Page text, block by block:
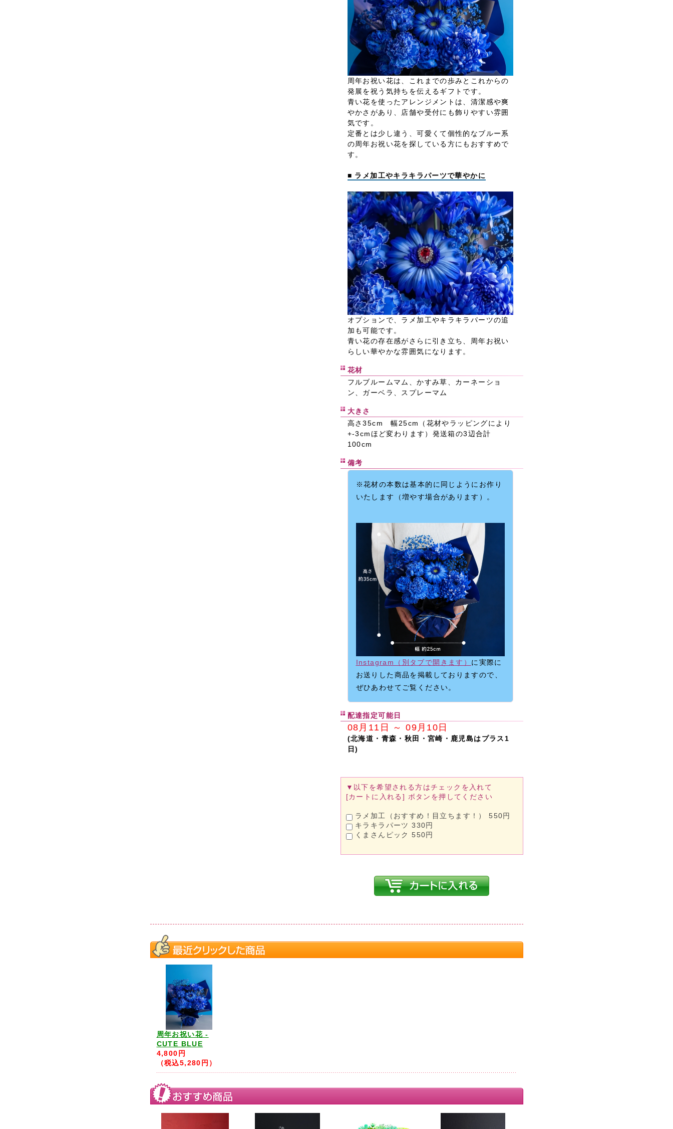
周年お祝い花は、これまでの歩みとこれからの
発展を祝う気持ちを伝えるギフトです。
青い花を使ったアレンジメントは、清潔感や爽
やかさがあり、店舗や受付にも飾りやすい雰囲
気です。
定番とは少し違う、可愛くて個性的なブルー系
の周年お祝い花を探している方にもおすすめで
す。
■ ラメ加工やキラキラパーツで華やかに
オプションで、ラメ加工やキラキラパーツの追
加も可能です。
青い花の存在感がさらに引き立ち、周年お祝い
らしい華やかな雰囲気になります。
花材
フルブルームマム、かすみ草、カーネーショ
ン、ガーベラ、スプレーマム
大きさ
高さ35cm 幅25cm（花材やラッピングにより
+-3cmほど変わります）発送箱の3辺合計
100cm
備考
※花材の本数は基本的に同じようにお作り
いたします（増やす場合があります）。
Instagram（別タブで開きます） に実際に
お送りした商品を掲載しておりますので、
ぜひあわせてご覧ください。
配達指定可能日
08月11日 ～ 09月10日
(北海道・青森・秋田・宮崎・鹿児島はプラス1
日)
▼以下を希望される方はチェックを入れて
[カートに入れる] ボタンを押してください
ラメ加工（おすすめ！目立ちます！） 550円
キラキラパーツ 330円
くまさんピック 550円
周年お祝い花 -
CUTE BLUE
4,800円
（税込5,280円）